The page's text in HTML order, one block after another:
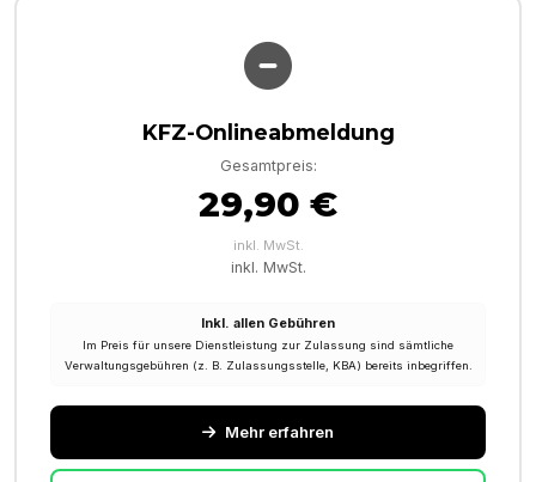
KFZ-Onlineabmeldung
Gesamtpreis:
29,90 €
inkl. MwSt.
inkl. MwSt.
Inkl. allen Gebühren
Im Preis für unsere Dienstleistung zur Zulassung sind sämtliche
Verwaltungsgebühren (z. B. Zulassungsstelle, KBA) bereits inbegriffen.
Mehr erfahren